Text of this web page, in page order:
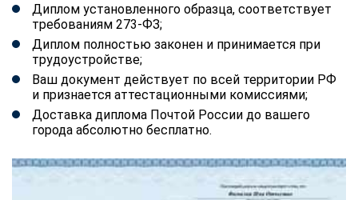
Диплом установленного образца, соответствует
требованиям 273-ФЗ;
Диплом полностью законен и принимается при
трудоустройстве;
Ваш документ действует по всей территории РФ
и признается аттестационными комиссиями;
Доставка диплома Почтой России до вашего
города абсолютно бесплатно.